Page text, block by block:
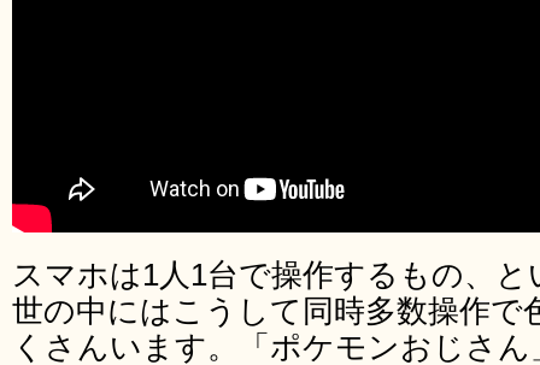
スマホは1人1台で操作するもの、
世の中にはこうして同時多数操作で
くさんいます。「ポケモンおじさ